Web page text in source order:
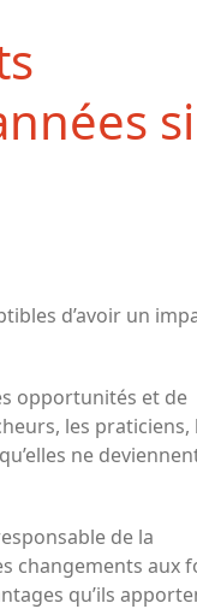
si
d’avoir un
opportunités et de
les praticiens,
ne
de la
changements aux
qu’ils